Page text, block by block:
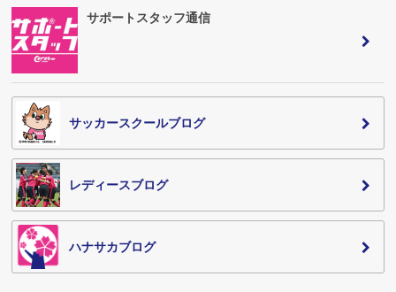
サポートスタッフ通信
サッカースクールブログ
レディースブログ
ハナサカブログ